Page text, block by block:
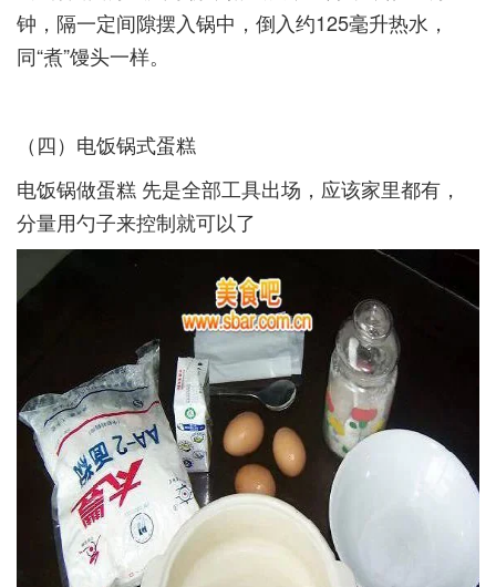
钟，隔一定间隙摆入锅中，倒入约125毫升热水，
同“煮”馒头一样。­
（四）电饭锅式蛋糕­
电饭锅做蛋糕 先是全部工具出场，应该家里都有，
分量用勺子来控制就可以了­